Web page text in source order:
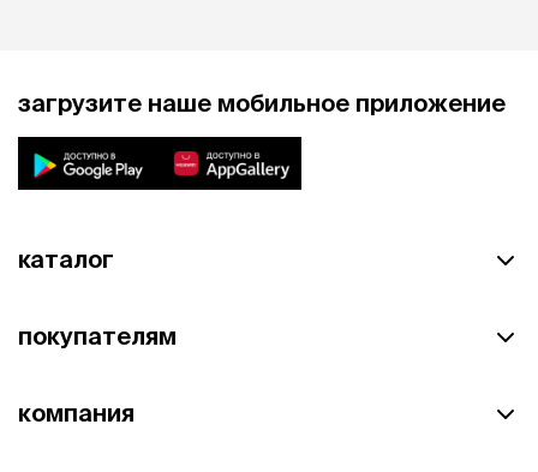
загрузите наше мобильное приложение
каталог
покупателям
компания